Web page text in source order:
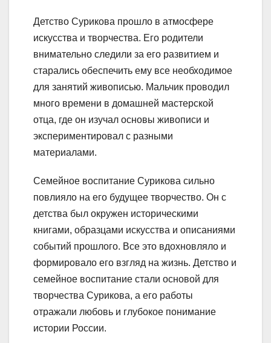
Детство Сурикова прошло в атмосфере
искусства и творчества. Его родители
внимательно следили за его развитием и
старались обеспечить ему все необходимое
для занятий живописью. Мальчик проводил
много времени в домашней мастерской
отца, где он изучал основы живописи и
экспериментировал с разными
материалами.
Семейное воспитание Сурикова сильно
повлияло на его будущее творчество. Он с
детства был окружен историческими
книгами, образцами искусства и описаниями
событий прошлого. Все это вдохновляло и
формировало его взгляд на жизнь. Детство и
семейное воспитание стали основой для
творчества Сурикова, а его работы
отражали любовь и глубокое понимание
истории России.